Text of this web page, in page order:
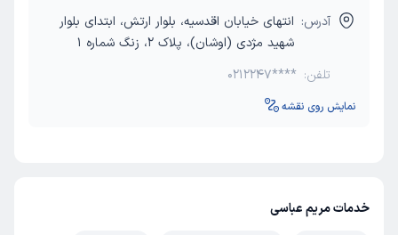
آدرس: انتهای خیابان اقدسیه، بلوار ارتش، ابتدای بلوار
شهید مژدی (اوشان)، پلاک 2، زنگ شماره 1
تلفن: 0212247****
نمایش روی نقشه
خدمات مریم عباسی